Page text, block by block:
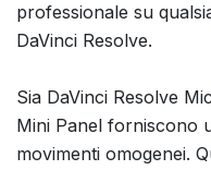
professionale su
DaVinci Resolve.
Sia DaVinci Resolve
Mini Panel forniscono
movimenti omogenei.